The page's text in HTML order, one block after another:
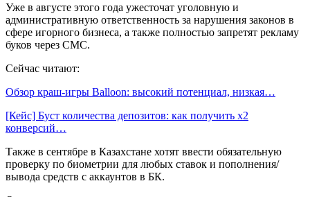
Уже в августе этого года ужесточат уголовную и
административную ответственность за нарушения законов в
сфере игорного бизнеса, а также полностью запретят рекламу
буков через СМС.
Сейчас читают:
Обзор краш-игры Balloon: высокий потенциал, низкая…
[Кейс] Буст количества депозитов: как получить х2
конверсий…
Также в сентябре в Казахстане хотят ввести обязательную
проверку по биометрии для любых ставок и пополнения/
вывода средств с аккаунтов в БК.